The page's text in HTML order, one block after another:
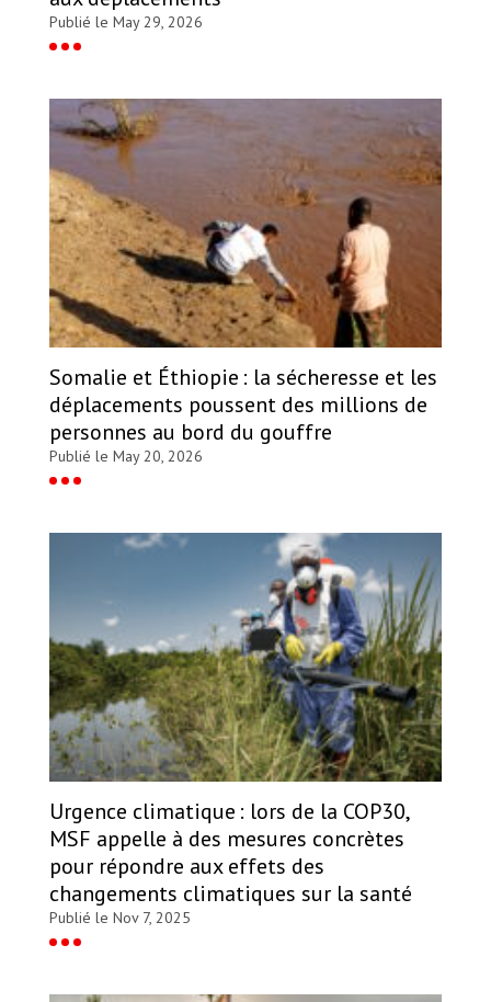
Publié le May 29, 2026
Somalie et Éthiopie : la sécheresse et les
déplacements poussent des millions de
personnes au bord du gouffre
Publié le May 20, 2026
Urgence climatique : lors de la COP30,
MSF appelle à des mesures concrètes
pour répondre aux effets des
changements climatiques sur la santé
Publié le Nov 7, 2025